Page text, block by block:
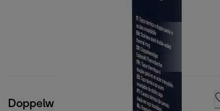
Doppelwandiger Reisebecher aus